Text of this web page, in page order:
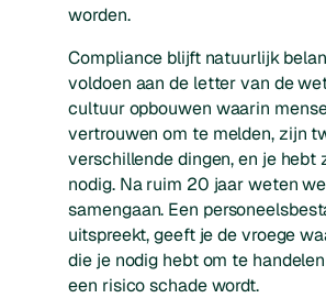
worden.
Compliance blijft natuurlijk
voldoen aan de letter van de
cultuur opbouwen waarin
vertrouwen om te melden, zijn
verschillende dingen, en je hebt
nodig. Na ruim 20 jaar weten
samengaan. Een
uitspreekt, geeft je de vroege
die je nodig hebt om te
een risico schade wordt.